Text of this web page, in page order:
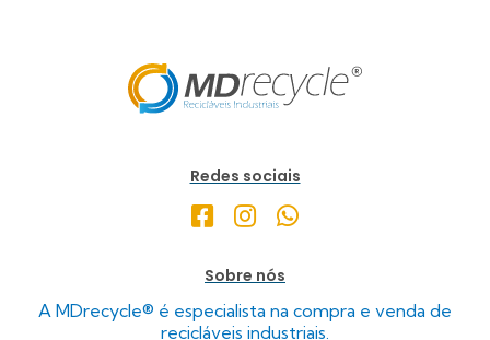
Redes sociais
Sobre nós
A MDrecycle® é especialista na compra e venda de
recicláveis industriais.